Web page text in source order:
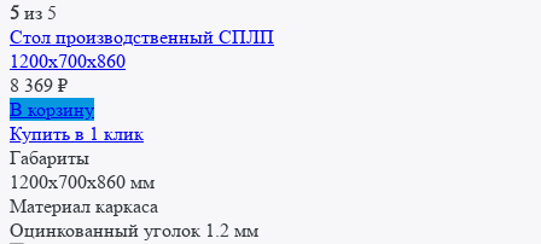
5 из 5
Стол производственный СПЛП
1200х700х860
8 369 ₽
В корзину
Купить в 1 клик
Габариты
1200x700x860 мм
Материал каркаса
Оцинкованный уголок 1.2 мм